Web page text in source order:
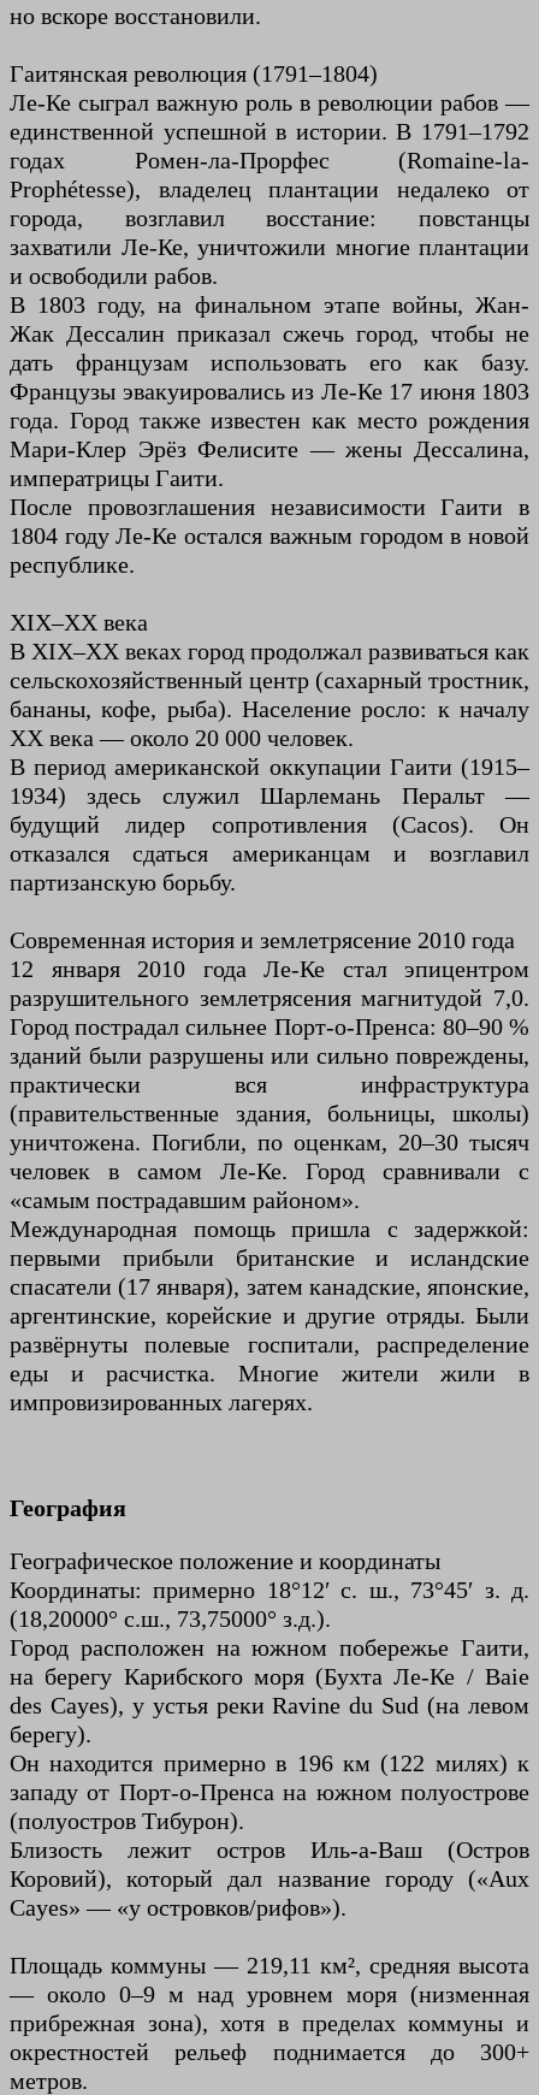
но вскоре восстановили.
Гаитянская революция (1791–1804)
Ле-Ке сыграл важную роль в революции рабов —
единственной успешной в истории. В 1791–1792
годах Ромен-ла-Прорфес (Romaine-la-
Prophétesse), владелец плантации недалеко от
города, возглавил восстание: повстанцы
захватили Ле-Ке, уничтожили многие плантации
и освободили рабов.
В 1803 году, на финальном этапе войны, Жан-
Жак Дессалин приказал сжечь город, чтобы не
дать французам использовать его как базу.
Французы эвакуировались из Ле-Ке 17 июня 1803
года. Город также известен как место рождения
Мари-Клер Эрёз Фелисите — жены Дессалина,
императрицы Гаити.
После провозглашения независимости Гаити в
1804 году Ле-Ке остался важным городом в новой
республике.
XIX–XX века
В XIX–XX веках город продолжал развиваться как
сельскохозяйственный центр (сахарный тростник,
бананы, кофе, рыба). Население росло: к началу
XX века — около 20 000 человек.
В период американской оккупации Гаити (1915–
1934) здесь служил Шарлемань Перальт —
будущий лидер сопротивления (Cacos). Он
отказался сдаться американцам и возглавил
партизанскую борьбу.
Современная история и землетрясение 2010 года
12 января 2010 года Ле-Ке стал эпицентром
разрушительного землетрясения магнитудой 7,0.
Город пострадал сильнее Порт-о-Пренса: 80–90 %
зданий были разрушены или сильно повреждены,
практически вся инфраструктура
(правительственные здания, больницы, школы)
уничтожена. Погибли, по оценкам, 20–30 тысяч
человек в самом Ле-Ке. Город сравнивали с
«самым пострадавшим районом».
Международная помощь пришла с задержкой:
первыми прибыли британские и исландские
спасатели (17 января), затем канадские, японские,
аргентинские, корейские и другие отряды. Были
развёрнуты полевые госпитали, распределение
еды и расчистка. Многие жители жили в
импровизированных лагерях.
География
Географическое положение и координаты
Координаты: примерно 18°12′ с. ш., 73°45′ з. д.
(18,20000° с.ш., 73,75000° з.д.).
Город расположен на южном побережье Гаити,
на берегу Карибского моря (Бухта Ле-Ке / Baie
des Cayes), у устья реки Ravine du Sud (на левом
берегу).
Он находится примерно в 196 км (122 милях) к
западу от Порт-о-Пренса на южном полуострове
(полуостров Тибурон).
Близость лежит остров Иль-а-Ваш (Остров
Коровий), который дал название городу («Aux
Cayes» — «у островков/рифов»).
Площадь коммуны — 219,11 км², средняя высота
— около 0–9 м над уровнем моря (низменная
прибрежная зона), хотя в пределах коммуны и
окрестностей рельеф поднимается до 300+
метров.